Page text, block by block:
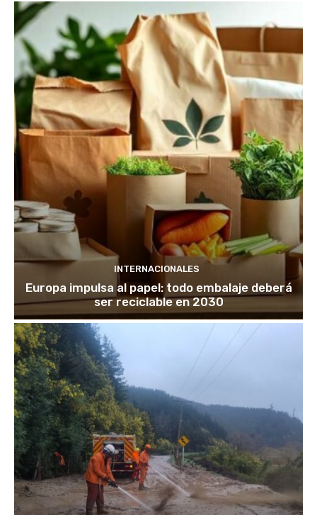
INTERNACIONALES
Europa impulsa al papel: todo embalaje deberá
ser reciclable en 2030